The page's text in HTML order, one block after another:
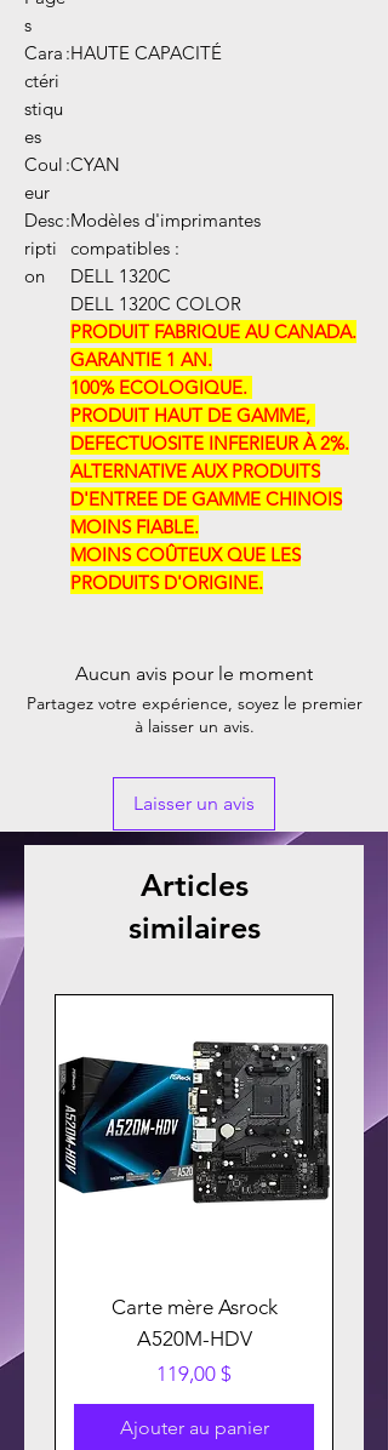
s
Cara
ctéri
stiqu
es
:HAUTE CAPACITÉ
Coul
eur
:CYAN
Desc
ripti
on
:Modèles d'imprimantes
compatibles :
DELL 1320C
DELL 1320C COLOR
PRODUIT FABRIQUE AU CANADA.
GARANTIE 1 AN.
100% ECOLOGIQUE. ​​
PRODUIT HAUT DE GAMME, ​​
DEFECTUOSITE INFERIEUR À 2%.
ALTERNATIVE AUX PRODUITS
D'ENTREE DE GAMME CHINOIS
MOINS FIABLE.
MOINS COÛTEUX QUE LES
PRODUITS D'ORIGINE.
Aucun avis pour le moment
Partagez votre expérience, soyez le premier
à laisser un avis.
Laisser un avis
Articles
similaires
Carte mère Asrock
A520M-HDV
Prix
119,00 $
Ajouter au panier